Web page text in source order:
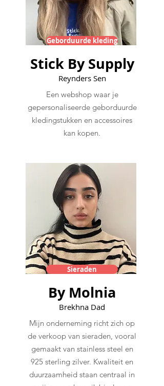
Geborduurde kleding
Stick By Supply
Reynders Sen
Een webshop waar je
gepersonaliseerde geborduurde
kledingstukken en accessoires
kan kopen.
Sieraden
By Molnia
Brekhna Dad
Mijn onderneming richt zich op
de verkoop van sieraden, vooral
gemaakt van stainless steel en
925 sterling zilver. Kwaliteit en
duurzaamheid staan centraal in